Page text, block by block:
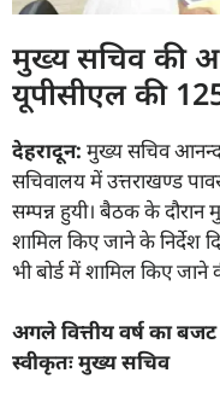
मुख्य सचिव की
यूपीसीएल की
देहरादून: मुख्य सचिव आनन्द
सचिवालय में उत्तराखण्ड
सम्पन्न हुयी। बैठक के दौरान
शामिल किए जाने के निर्देश
भी बोर्ड में शामिल किए जाने
अगले वित्तीय वर्ष का बजट
स्वीकृतः मुख्य सचिव